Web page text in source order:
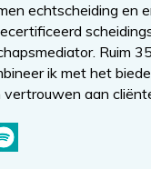
echtscheiding en
Ruim
ik met het
vertrouwen aan